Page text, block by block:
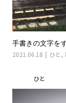
手書きの文字を
2021.06.18 ひと ,
ひと